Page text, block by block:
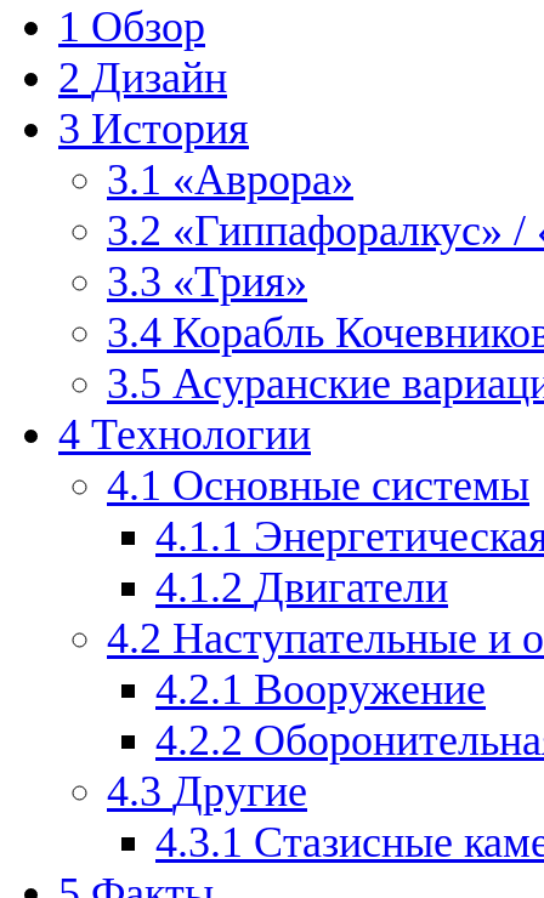
1 Обзор
2 Дизайн
3 История
3.1 «Аврора»
3.2 «Гиппафоралкус»
3.3 «Трия»
3.4 Корабль
3.5 Асуранские
4 Технологии
4.1 Основные системы
4.1.1
4.1.2 Двигатели
4.2 Наступательные и
4.2.1 Вооружение
4.2.2
4.3 Другие
4.3.1 Стазисные